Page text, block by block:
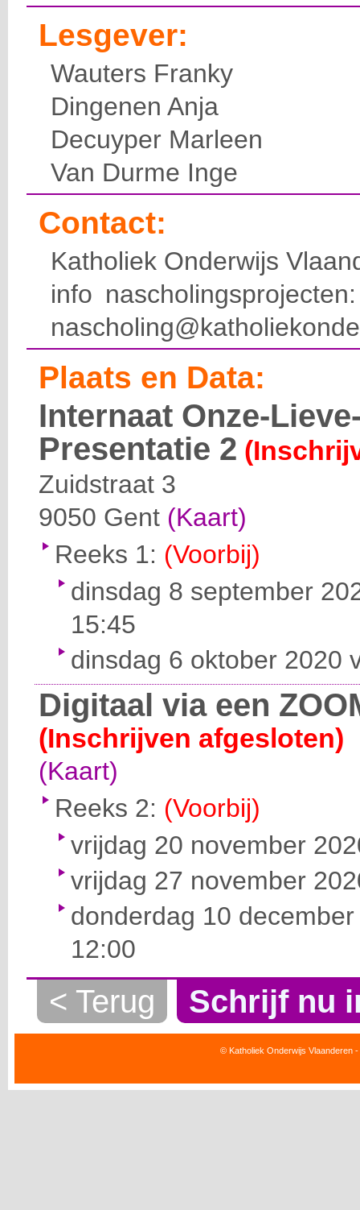
Lesgever:
Wauters Franky
Dingenen Anja
Decuyper Marleen
Van Durme Inge
Contact:
Katholiek Onderwijs
info
Plaats en Data:
Internaat Onze-
Presentatie 2
Zuidstraat 3
9050 Gent (Kaart)
Reeks 1: (Voorbij)
dinsdag 8 september
15:45
dinsdag 6 oktober 2020
Digitaal via een
(Inschrijven afgesloten)
(Kaart)
Reeks 2: (Voorbij)
vrijdag 20 november
vrijdag 27 november
donderdag 10
12:00
< Terug Schrijf nu
© Katholiek Onderwijs Vlaanderen